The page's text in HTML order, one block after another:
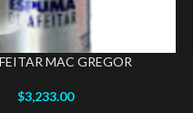
MAC GREGOR
$3,233.00